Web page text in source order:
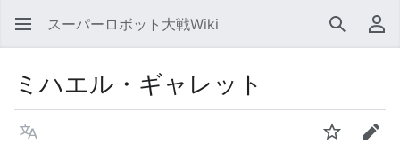
スーパーロボット大戦Wiki 検索 利
ミハエル・ギャレット
言語 ウォッチ編集